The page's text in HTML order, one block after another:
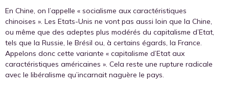
En Chine, on l’appelle « socialisme aux caractéristiques
chinoises ». Les Etats-Unis ne vont pas aussi loin que la Chine,
ou même que des adeptes plus modérés du capitalisme d’Etat,
tels que la Russie, le Brésil ou, à certains égards, la France.
Appelons donc cette variante « capitalisme d’Etat aux
caractéristiques américaines ». Cela reste une rupture radicale
avec le libéralisme qu’incarnait naguère le pays.